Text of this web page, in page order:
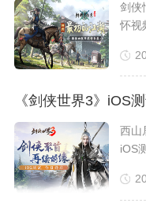
剑侠
怀视
《剑侠世界3》iOS
西山
iOS